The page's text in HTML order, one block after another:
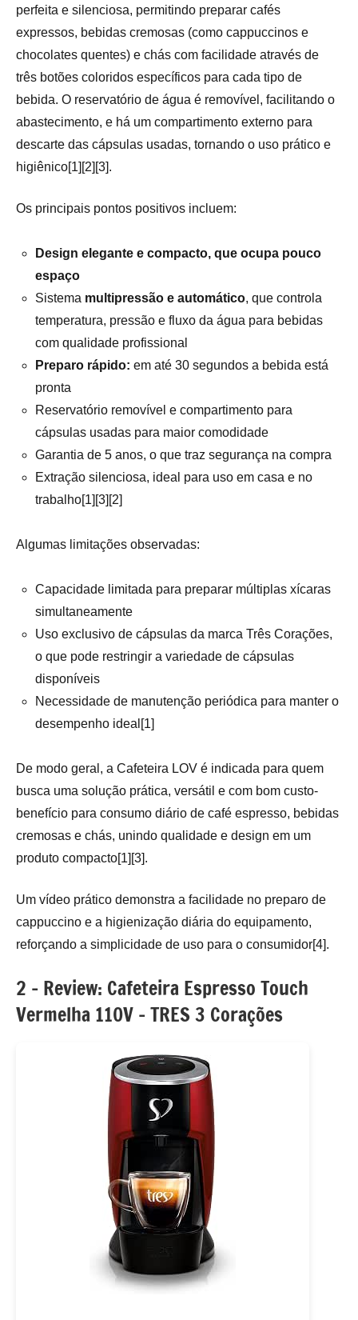
perfeita e silenciosa, permitindo preparar cafés
expressos, bebidas cremosas (como cappuccinos e
chocolates quentes) e chás com facilidade através de
três botões coloridos específicos para cada tipo de
bebida. O reservatório de água é removível, facilitando o
abastecimento, e há um compartimento externo para
descarte das cápsulas usadas, tornando o uso prático e
higiênico[1][2][3].
Os principais pontos positivos incluem:
Design elegante e compacto, que ocupa pouco
espaço
Sistema multipressão e automático, que controla
temperatura, pressão e fluxo da água para bebidas
com qualidade profissional
Preparo rápido: em até 30 segundos a bebida está
pronta
Reservatório removível e compartimento para
cápsulas usadas para maior comodidade
Garantia de 5 anos, o que traz segurança na compra
Extração silenciosa, ideal para uso em casa e no
trabalho[1][3][2]
Algumas limitações observadas:
Capacidade limitada para preparar múltiplas xícaras
simultaneamente
Uso exclusivo de cápsulas da marca Três Corações,
o que pode restringir a variedade de cápsulas
disponíveis
Necessidade de manutenção periódica para manter o
desempenho ideal[1]
De modo geral, a Cafeteira LOV é indicada para quem
busca uma solução prática, versátil e com bom custo-
benefício para consumo diário de café espresso, bebidas
cremosas e chás, unindo qualidade e design em um
produto compacto[1][3].
Um vídeo prático demonstra a facilidade no preparo de
cappuccino e a higienização diária do equipamento,
reforçando a simplicidade de uso para o consumidor[4].
2 – Review: Cafeteira Espresso Touch
Vermelha 110V – TRES 3 Corações